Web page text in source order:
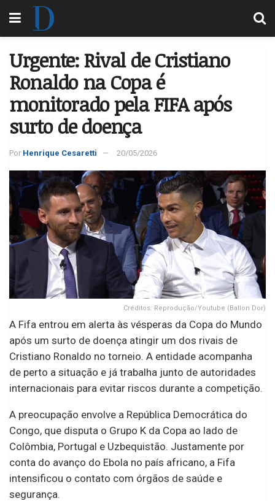
Urgente: Rival de Cristiano
Ronaldo na Copa é
monitorado pela FIFA após
surto de doença
Por Henrique Cesaretti 20/05/2026
Créditos: Reprodução/Youtube (Ballon Dor)
A Fifa entrou em alerta às vésperas da Copa do Mundo
após um surto de doença atingir um dos rivais de
Cristiano Ronaldo no torneio. A entidade acompanha
de perto a situação e já trabalha junto de autoridades
internacionais para evitar riscos durante a competição.
A preocupação envolve a República Democrática do
Congo, que disputa o Grupo K da Copa ao lado de
Colômbia, Portugal e Uzbequistão. Justamente por
conta do avanço do Ebola no país africano, a Fifa
intensificou o contato com órgãos de saúde e
segurança.